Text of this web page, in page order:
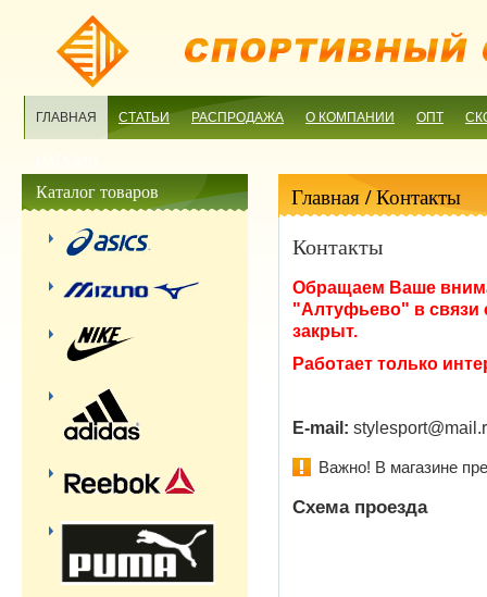
ГЛАВНАЯ СТАТЬИ РАСПРОДАЖА О КОМПАНИИ ОПТ
Главная/ Контакты
Контакты
Обращаем Ваше
"Алтуфьево" в связи
закрыт.
Работает только
E-mail:
Важно! В магазине
Схема проезда
Каталог товаров